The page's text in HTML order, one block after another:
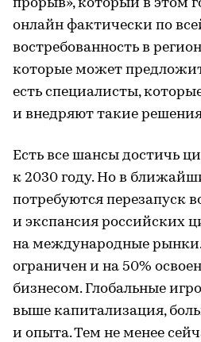
прорыв», который в этом
онлайн фактически по
востребованность в
которые может
есть специалисты,
и внедряют такие
Есть все шансы достичь
к 2030 году. Но в
потребуются перезапуск
и экспансия российских
на международные
ограничен и на 50%
бизнесом. Глобальные
выше капитализация,
и опыта. Тем не менее